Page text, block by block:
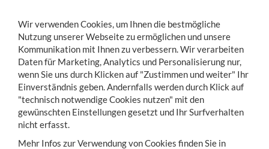
Toggle
navigation
MENÜ KONTO WARENKORB
Sie sind hier: Betriebseinrichtung Arbeitstische und Werkbänke
Wir verwenden Cookies, um Ihnen die bestmögliche
Nutzung unserer Webseite zu ermöglichen und unsere
Kommunikation mit Ihnen zu verbessern. Wir verarbeiten
Daten für Marketing, Analytics und Personalisierung nur,
wenn Sie uns durch Klicken auf "Zustimmen und weiter" Ihr
Einverständnis geben. Andernfalls werden durch Klick auf
"technisch notwendige Cookies nutzen" mit den
gewünschten Einstellungen gesetzt und Ihr Surfverhalten
nicht erfasst.
Mehr Infos zur Verwendung von Cookies finden Sie in